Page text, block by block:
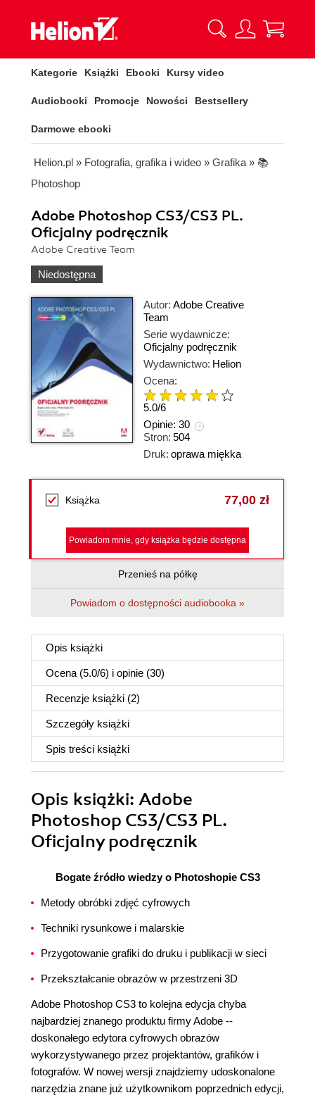
Kategorie Książki Ebooki Kursy video
Audiobooki Promocje Nowości Bestsellery
Darmowe ebooki
Helion.pl » Fotografia, grafika i wideo » Grafika » 📚
Photoshop
Adobe Photoshop CS3/CS3 PL.
Oficjalny podręcznik
Adobe Creative Team
Niedostępna
Autor: Adobe Creative
Team
Serie wydawnicze:
Oficjalny podręcznik
Wydawnictwo: Helion
Ocena:
5.0/6
Opinie: 30
Stron: 504
Druk: oprawa miękka
Książka 77,00 zł
Powiadom mnie, gdy książka będzie dostępna
Przenieś na półkę
Powiadom o dostępności audiobooka »
Opis książki
Ocena (5.0/6) i opinie (30)
Recenzje książki (2)
Szczegóły książki
Spis treści książki
Opis książki: Adobe
Photoshop CS3/CS3 PL.
Oficjalny podręcznik
Bogate źródło wiedzy o Photoshopie CS3
Metody obróbki zdjęć cyfrowych
Techniki rysunkowe i malarskie
Przygotowanie grafiki do druku i publikacji w sieci
Przekształcanie obrazów w przestrzeni 3D
Adobe Photoshop CS3 to kolejna edycja chyba
najbardziej znanego produktu firmy Adobe --
doskonałego edytora cyfrowych obrazów
wykorzystywanego przez projektantów, grafików i
fotografów. W nowej wersji znajdziemy udoskonalone
narzędzia znane już użytkownikom poprzednich edycji,